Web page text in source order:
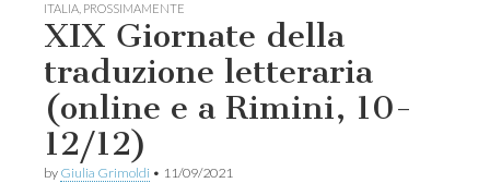
ITALIA PROSSIMAMENTE
XIX Giornate della
traduzione letteraria
(online e a Rimini, 10-
12/12)
by Giulia Grimoldi • 11/09/2021